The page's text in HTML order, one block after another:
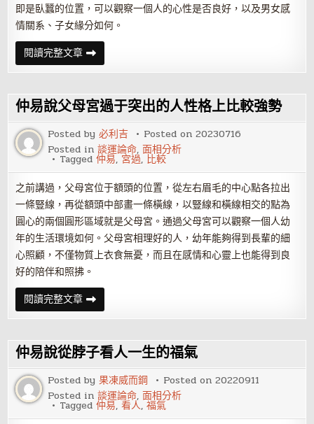
即是臥蠶的位置，可以觀察一個人的心性是否良好，以及男女感
情關系、子女緣分如何。
閱讀完整文章仲
易
說
相
子
女
宮
長
得
好
的
人，
衣
食
無
憂！
仲易說父母宮過于突出的人性格上比較強勢
Posted by必利吉 Posted on20230716
Posted in談運論命,面相分析
Tagged仲易, 宮過, 比較
之前講過，父母宮位于額頭的位置，從左右眉毛的中心點各拉出
一條豎線，再從額頭中部畫一條橫線，以豎線和橫線相交的點為
圓心的兩個圓形區域就是父母宮。通過父母宮可以觀察一個人幼
年的生活環境如何。父母宮相理好的人，幼年能夠得到長輩的細
心照顧，不僅物質上衣食無憂，而且在感情和心靈上也能得到良
好的陪伴和照拂。
閱讀完整文章仲
易
說
母
宮
過
于
突
出
的
人
性
仲易說從脖子看人一生的福氣
Posted by果凍威而鋼 Posted on20220911
Posted in談運論命,面相分析
Tagged仲易,看人,福氣